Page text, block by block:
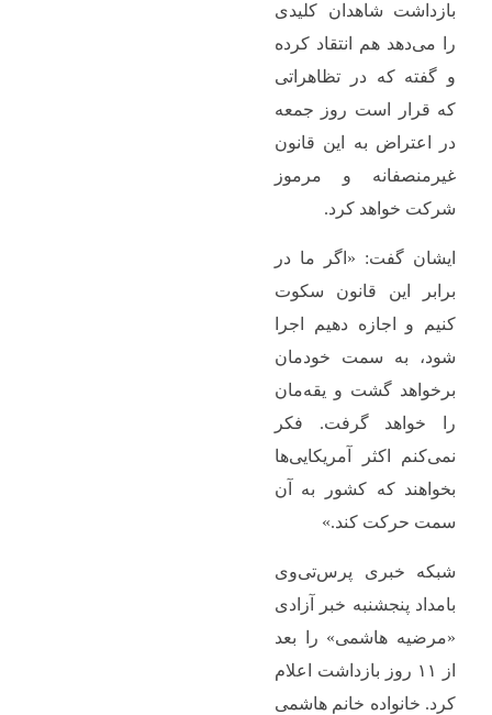
بازداشت شاهدان کلیدی
را می‌دهد هم انتقاد کرده
و گفته که در تظاهراتی
که قرار است روز جمعه
در اعتراض به این قانون
غیرمنصفانه و مرموز
شرکت خواهد کرد.
ایشان گفت: «اگر ما در
برابر این قانون سکوت
کنیم و اجازه دهیم اجرا
شود، به سمت خودمان
برخواهد گشت و یقه‌مان
را خواهد گرفت. فکر
نمی‌کنم اکثر آمریکایی‌ها
بخواهند که کشور به آن
سمت حرکت کند.»
شبکه خبری پرس‌تی‌وی
بامداد پنجشنبه خبر آزادی
«مرضیه هاشمی» را بعد
از ۱۱ روز بازداشت اعلام
کرد. خانواده خانم هاشمی